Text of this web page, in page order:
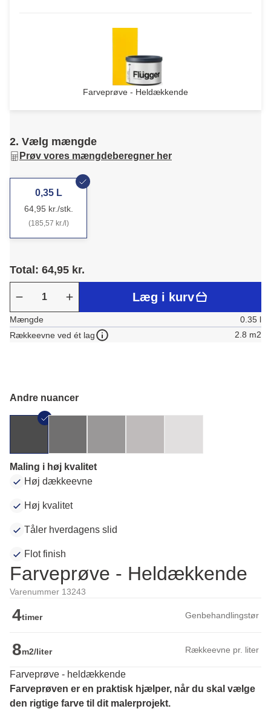
Farveprøve - Heldækkende
2. Vælg mængde
Prøv vores mængdeberegner her
0,35 L
64,95 kr./stk.
(185,57 kr./l)
Total: 64,95 kr.
Læg i kurv
Mængde
0.35 l
Rækkeevne ved ét lag
2.8 m2
Andre nuancer
Maling i høj kvalitet
Høj dækkeevne
Høj kvalitet
Tåler hverdagens slid
Flot finish
Farveprøve - Heldækkende
Varenummer 13243
4timer Genbehandlingstør
8m2/liter Rækkeevne pr. liter
Farveprøve - heldækkende
Farveprøven er en praktisk hjælper, når du skal vælge
den rigtige farve til dit malerprojekt.